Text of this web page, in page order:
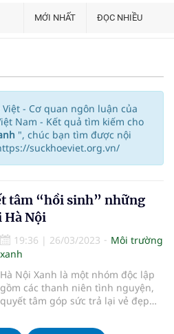
MỚI NHẤT ĐỌC NHIỀU
- Cơ quan ngôn luận của
Nam - Kết quả tìm kiếm cho
", chúc bạn tìm được nội
suckhoeviet.org.vn/
tâm “hồi sinh” những
Hà Nội
19:36 | 26/03/2023
Môi trường
xanh
Hà Nội Xanh là một nhóm độc lập
gồm các thanh niên tình nguyện,
quyết tâm góp sức trả lại vẻ đẹp
chảy qua thủ đô.